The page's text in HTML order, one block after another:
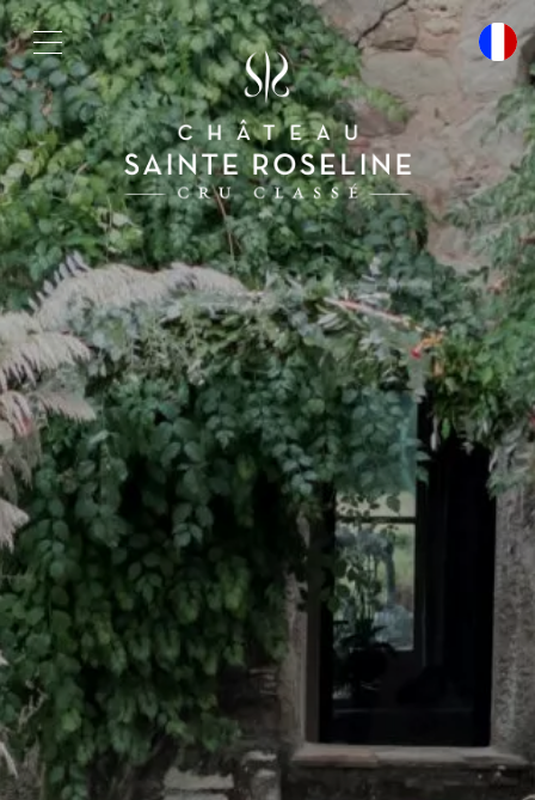
Cookies management panel